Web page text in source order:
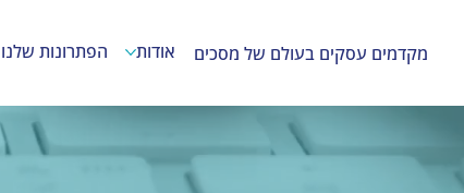
מקדמים עסקים בעולם של מסכים אודות הפתרונות שלנו